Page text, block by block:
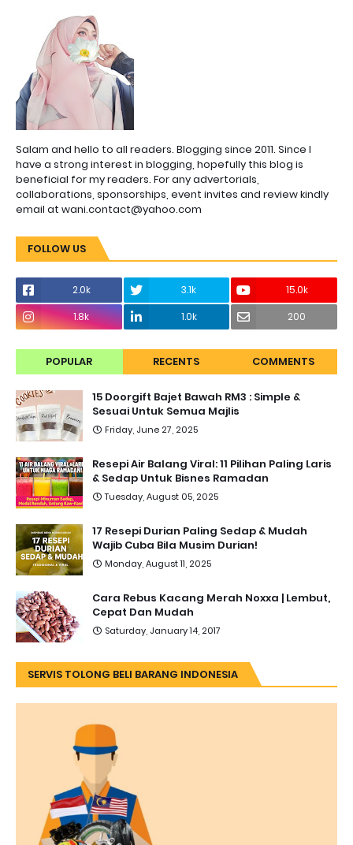
Salam and hello to all readers. Blogging since 2011. Since I
have a strong interest in blogging, hopefully this blog is
beneficial for my readers. For any advertorials,
collaborations, sponsorships, event invites and review kindly
email at wani.contact@yahoo.com
FOLLOW US
2.0k 3.1k
15.0k
1.8k
1.0k 200
POPULAR RECENTS COMMENTS
15 Doorgift Bajet Bawah RM3 : Simple &
Sesuai Untuk Semua Majlis
Friday, June 27, 2025
Resepi Air Balang Viral: 11 Pilihan Paling Laris
& Sedap Untuk Bisnes Ramadan
Tuesday, August 05, 2025
17 Resepi Durian Paling Sedap & Mudah
Wajib Cuba Bila Musim Durian!
Monday, August 11, 2025
Cara Rebus Kacang Merah Noxxa | Lembut,
Cepat Dan Mudah
Saturday, January 14, 2017
SERVIS TOLONG BELI BARANG INDONESIA